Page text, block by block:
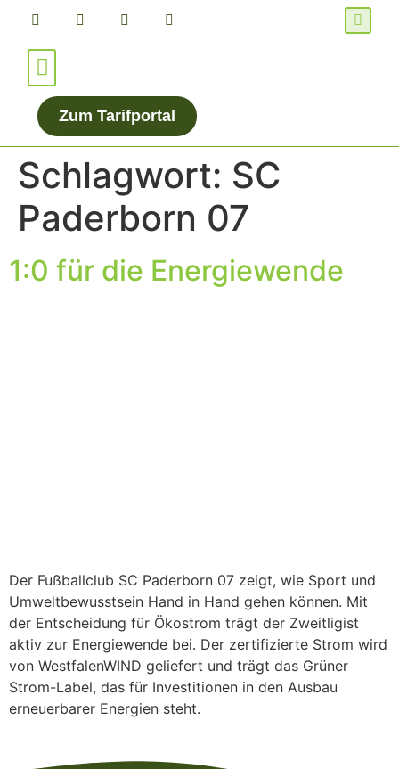
Zum Tarifportal
Schlagwort: SC
Paderborn 07
1:0 für die Energiewende
Der Fußballclub SC Paderborn 07 zeigt, wie Sport und
Umweltbewusstsein Hand in Hand gehen können. Mit
der Entscheidung für Ökostrom trägt der Zweitligist
aktiv zur Energiewende bei. Der zertifizierte Strom wird
von WestfalenWIND geliefert und trägt das Grüner
Strom-Label, das für Investitionen in den Ausbau
erneuerbarer Energien steht.